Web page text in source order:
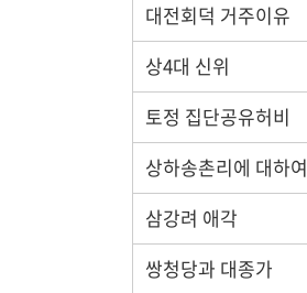
자료실
보학, 전통상식, 도서관에서
유익한 정보를 확인하세요.
대전회덕 거주이유
상4대 신위
토정 집단공유허비
상하송촌리에 대하여
삼강려 애각
쌍청당과 대종가